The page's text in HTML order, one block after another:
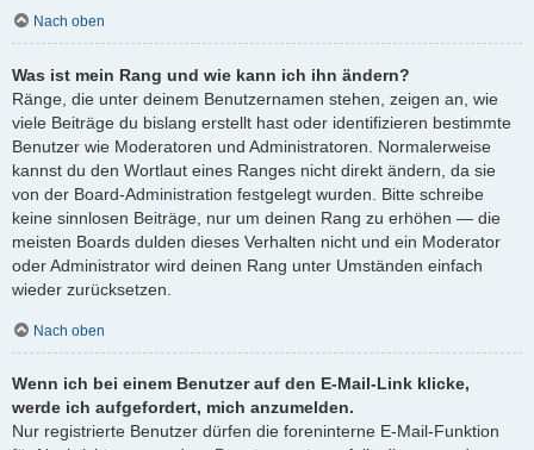
Nach oben
Was ist mein Rang und wie kann ich ihn ändern?
Ränge, die unter deinem Benutzernamen stehen, zeigen an, wie
viele Beiträge du bislang erstellt hast oder identifizieren bestimmte
Benutzer wie Moderatoren und Administratoren. Normalerweise
kannst du den Wortlaut eines Ranges nicht direkt ändern, da sie
von der Board-Administration festgelegt wurden. Bitte schreibe
keine sinnlosen Beiträge, nur um deinen Rang zu erhöhen — die
meisten Boards dulden dieses Verhalten nicht und ein Moderator
oder Administrator wird deinen Rang unter Umständen einfach
wieder zurücksetzen.
Nach oben
Wenn ich bei einem Benutzer auf den E-Mail-Link klicke,
werde ich aufgefordert, mich anzumelden.
Nur registrierte Benutzer dürfen die foreninterne E-Mail-Funktion